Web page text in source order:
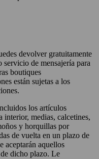
devolver gratuitamente
servicio de mensajería para
boutiques
están sujetas a los
los artículos
interior, medias, calcetines,
y horquillas por
de vuelta en un plazo de
aceptarán aquellos
dicho plazo. Le